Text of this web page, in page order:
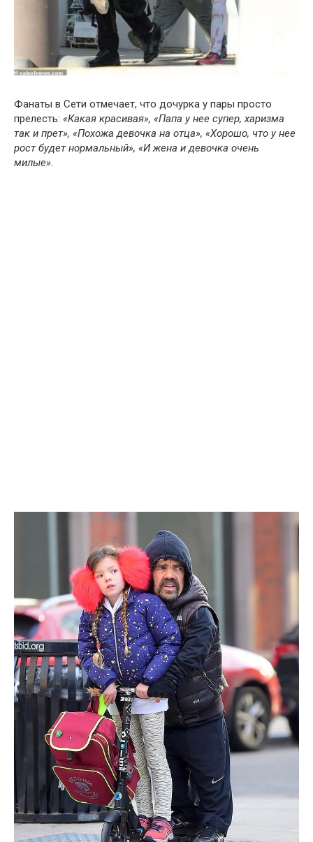
Фанаты в Сети отмечает, что дочурка у пары просто
прелесть: «Какая красивая», «Папа у нее супер, харизма
так и прет», «Похожа девочка на отца», «Хорошо, что у нее
рост будет нормальный», «И жена и девочка очень
милые».